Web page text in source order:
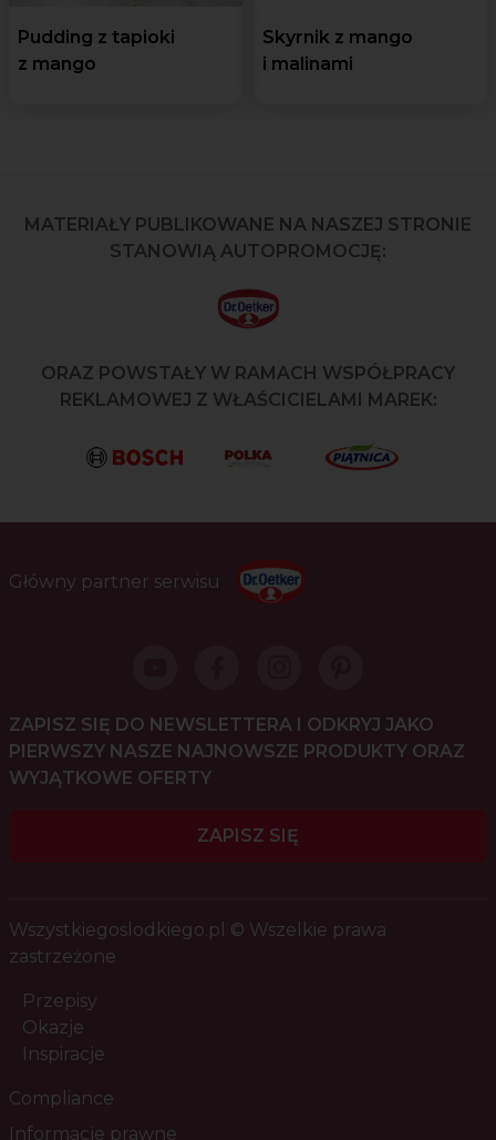
Pudding z tapioki
z mango
Skyrnik z mango
i malinami
MATERIAŁY PUBLIKOWANE NA NASZEJ STRONIE
STANOWIĄ AUTOPROMOCJĘ:
ORAZ POWSTAŁY W RAMACH WSPÓŁPRACY
REKLAMOWEJ Z WŁAŚCICIELAMI MAREK:
Główny partner serwisu
ZAPISZ SIĘ DO NEWSLETTERA I ODKRYJ JAKO
PIERWSZY NASZE NAJNOWSZE PRODUKTY ORAZ
WYJĄTKOWE OFERTY
ZAPISZ SIĘ
Wszystkiegoslodkiego.pl © Wszelkie prawa
zastrzeżone
Przepisy
Okazje
Inspiracje
Compliance
Informacje prawne